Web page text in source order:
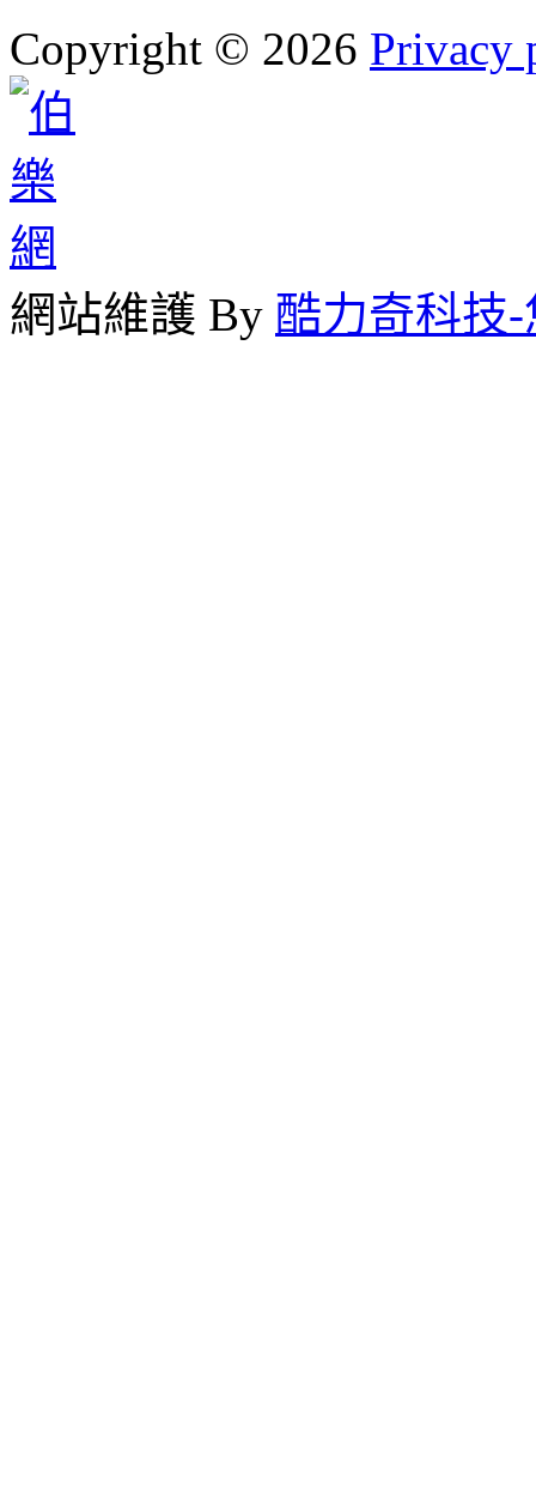
Copyright © 2026 Privacy
網站維護 By 酷力奇科技